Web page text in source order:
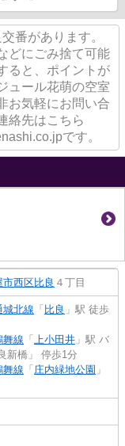
番があります。
どにごみ捨て可能
ると、ポイントが
ュール花萌の空室
お気軽にお問い合
絡先はこちら
です。
市西区比良 ４丁目
城北線 「 比良 」駅 徒歩
舞線 「 上小田井 」駅 バ
新橋」 停歩1分
舞線 「 庄内緑地公園 」